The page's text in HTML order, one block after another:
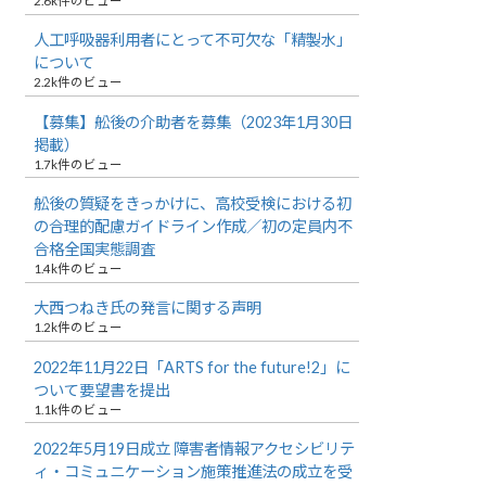
人工呼吸器利用者にとって不可欠な「精製水」
について
2.2k件のビュー
【募集】舩後の介助者を募集（2023年1月30日
掲載）
1.7k件のビュー
舩後の質疑をきっかけに、高校受検における初
の合理的配慮ガイドライン作成／初の定員内不
合格全国実態調査
1.4k件のビュー
大西つねき氏の発言に関する声明
1.2k件のビュー
2022年11月22日「ARTS for the future!2」に
ついて要望書を提出
1.1k件のビュー
2022年5月19日成立 障害者情報アクセシビリテ
ィ・コミュニケーション施策推進法の成立を受